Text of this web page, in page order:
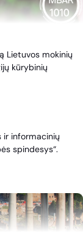
Lietuvos mokinių
kūrybinių
ir informacinių
spindesys“.